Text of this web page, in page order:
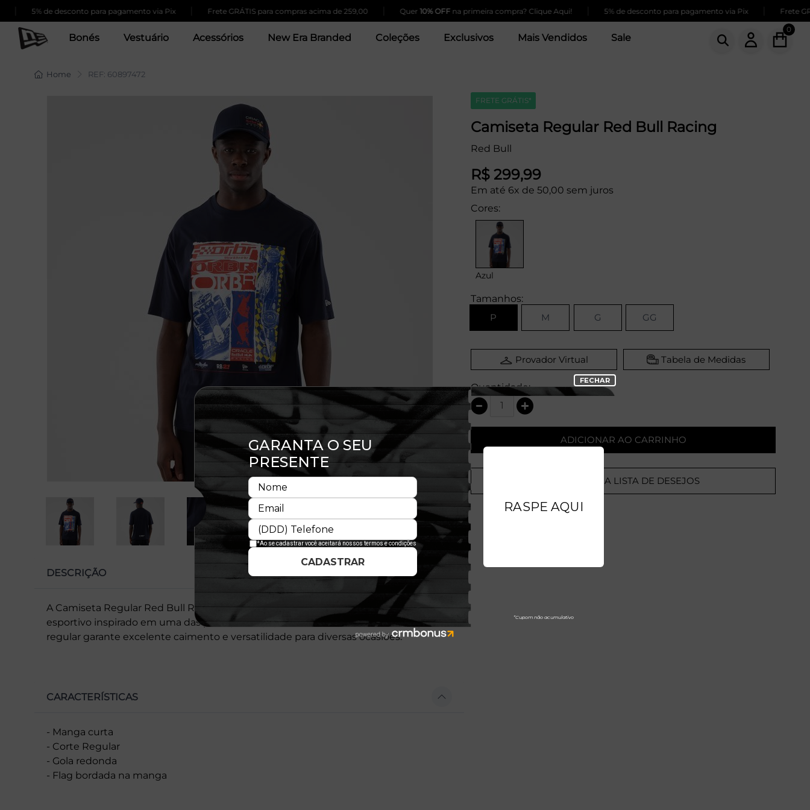
5% de desconto para pagamento via Pix Frete GRÁTIS para compras acima de 259,00 Quer10% OFFna primeira compra? Clique Aqui! 5% de desconto para pagamento via Pix Frete
Bonés Vestuário Acessórios New Era Branded Coleções Exclusivos Mais Vendidos Sale
0
Home REF: 60897472
DESCRIÇÃO
A Camiseta Regular Red Bull Racing oferece conforto, autenticidade e visual
esportivo inspirado em uma das principais equipes da Fórmula 1. Sua modelagem
regular garante excelente caimento e versatilidade para diversas ocasiões.
CARACTERÍSTICAS
- Manga curta
- Corte Regular
- Gola redonda
- Flag bordada na manga
FRETE GRÁTIS*
Camiseta Regular Red Bull Racing
Red Bull
R$ 299,99
Em até 6x de 50,00 sem juros
Cores:
Azul
Tamanhos:
P
M G GG
Provador Virtual Tabela de Medidas
Quantidade:
ADICIONAR AO CARRINHO
ADICIONAR A LISTA DE DESEJOS